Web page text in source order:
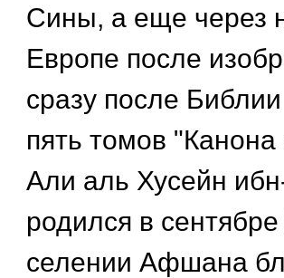
Сины, а еще через
Европе после
сразу после
пять томов
Али аль Хусейн
родился в
селении Афшана